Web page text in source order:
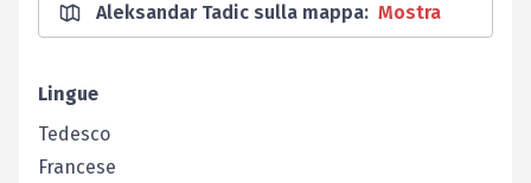
Aleksandar Tadic sulla mappa: Mostra
Lingue
Tedesco
Francese